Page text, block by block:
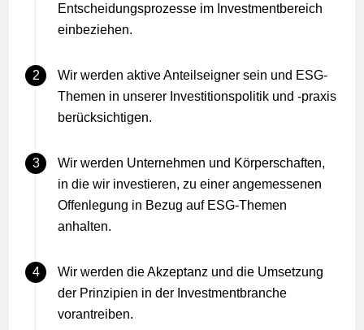
Entscheidungsprozesse im Investmentbereich
einbeziehen.
Wir werden aktive Anteilseigner sein und ESG-
Themen in unserer Investitionspolitik und -praxis
berücksichtigen.
Wir werden Unternehmen und Körperschaften,
in die wir investieren, zu einer angemessenen
Offenlegung in Bezug auf ESG-Themen
anhalten.
Wir werden die Akzeptanz und die Umsetzung
der Prinzipien in der Investmentbranche
vorantreiben.